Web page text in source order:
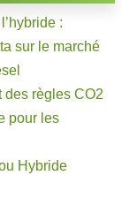
:
sur le marché
règles CO2
pour les
Hybride